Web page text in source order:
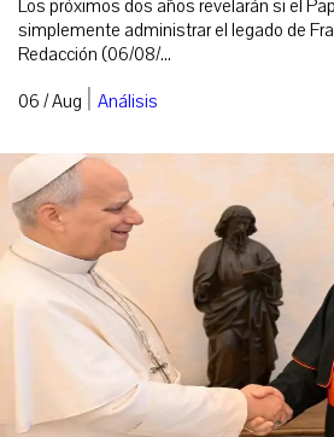
Los próximos dos años revelarán si el
simplemente administrar el legado de
Redacción (06/08/...
06 / Aug | Análisis